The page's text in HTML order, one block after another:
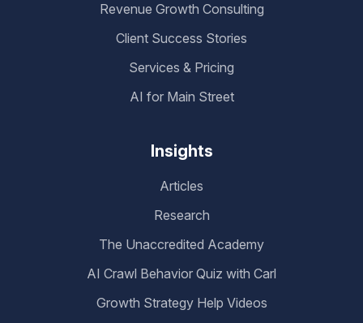
Revenue Growth Consulting
Client Success Stories
Services & Pricing
AI for Main Street
Insights
Articles
Research
The Unaccredited Academy
AI Crawl Behavior Quiz with Carl
Growth Strategy Help Videos